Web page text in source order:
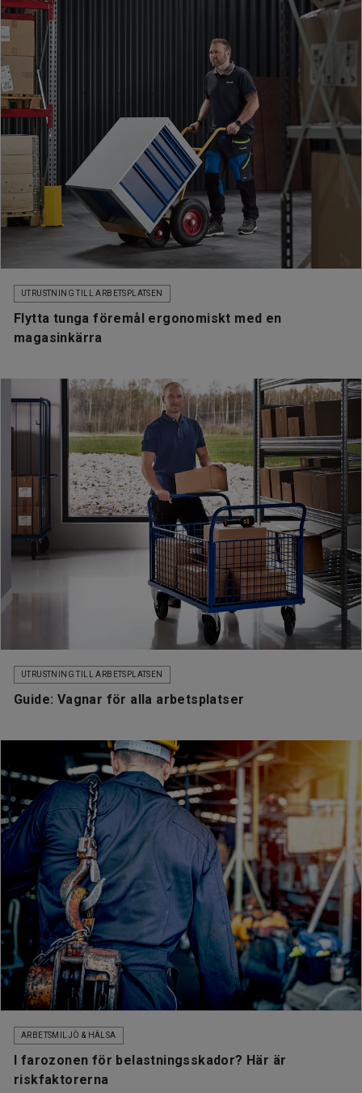
UTRUSTNING TILL ARBETSPLATSEN
Flytta tunga föremål ergonomiskt med en
magasinkärra
UTRUSTNING TILL ARBETSPLATSEN
Guide: Vagnar för alla arbetsplatser
ARBETSMILJÖ & HÄLSA
I farozonen för belastningsskador? Här är
riskfaktorerna